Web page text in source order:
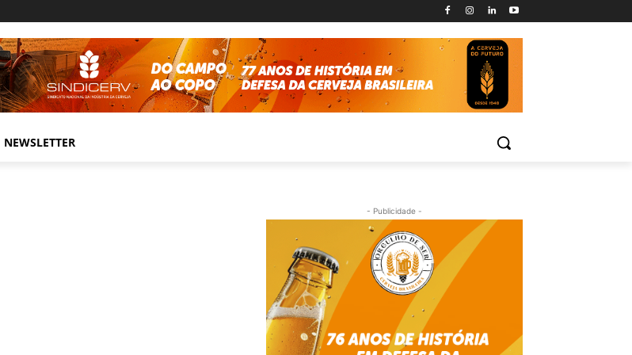
NEWSLETTER
- Publicidade -